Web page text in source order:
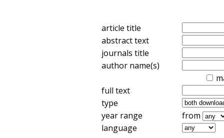
article title
abstract text
journals title
author name(s)
full text
type
year range
from
language